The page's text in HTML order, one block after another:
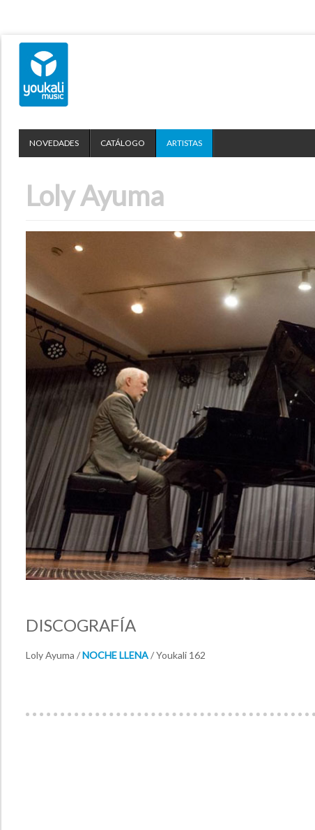
NOVEDADES CATÁLOGO ARTISTAS
Loly Ayuma
DISCOGRAFÍA
Loly Ayuma /NOCHE LLENA/ Youkali 162